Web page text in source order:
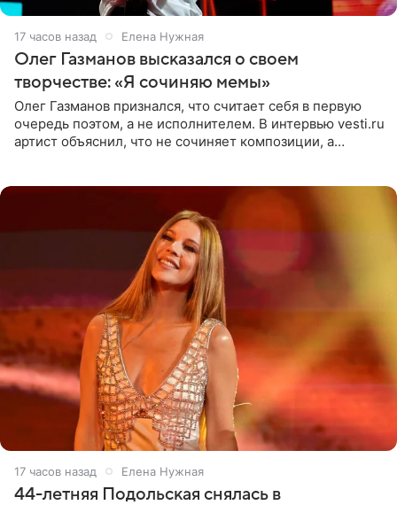
17 часов назад Елена Нужная
Олег Газманов высказался о своем
творчестве: «Я сочиняю мемы»
Олег Газманов признался, что считает себя в первую
очередь поэтом, а не исполнителем. В интервью vesti.ru
артист объяснил, что не сочиняет композиции, а
17 часов назад Елена Нужная
44-летняя Подольская снялась в